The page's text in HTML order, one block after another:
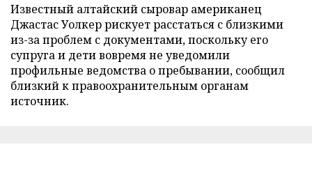
Известный алтайский сыровар американец
Джастас Уолкер рискует расстаться с близкими
из-за проблем с документами, поскольку его
супруга и дети вовремя не уведомили
профильные ведомства о пребывании, сообщил
близкий к правоохранительным органам
источник.